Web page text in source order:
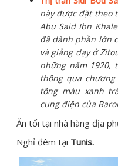
này được đặt theo
Abu Said Ibn
đã dành phần lớn
và giảng dạy ở
những năm 1920,
thông qua
tông màu xanh
cung điện của
Ăn tối tại nhà hàng địa
Nghỉ đêm tại Tunis.